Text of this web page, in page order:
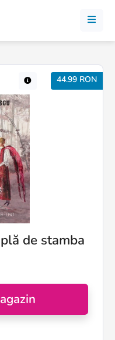
44.99 RON
de stamba